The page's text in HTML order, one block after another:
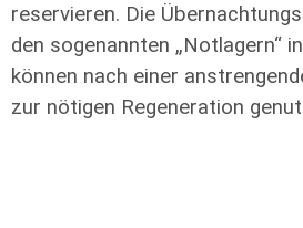
reservieren. Die
den sogenannten „Notlagern“
können nach einer
zur nötigen Regeneration